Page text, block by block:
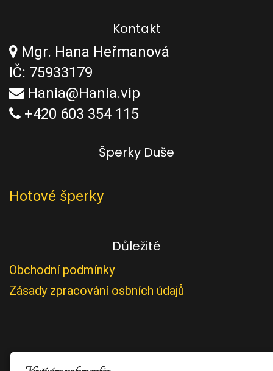
Kontakt
Mgr. Hana Heřmanová
IČ: 75933179
Hania@Hania.vip
+420 603 354 115
Šperky Duše
Hotové šperky
Důležité
Obchodní podmínky
Zásady zpracování osbních údajů